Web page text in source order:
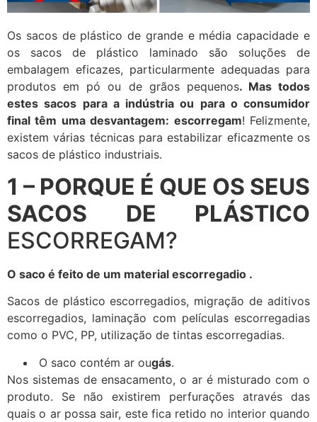
Os sacos de plástico de grande e média capacidade e
os sacos de plástico laminado são soluções de
embalagem eficazes, particularmente adequadas para
produtos em pó ou de grãos pequenos.Mas todos
estes sacos para a indústria ou para o consumidor
final têm uma desvantagem: escorregam! Felizmente,
existem várias técnicas para estabilizar eficazmente os
sacos de plástico industriais.
1 – PORQUE É QUE OS SEUS
SACOS DE PLÁSTICO
ESCORREGAM?
O saco é feito de um material escorregadio .
Sacos de plástico escorregadios, migração de aditivos
escorregadios, laminação com películas escorregadias
como o PVC, PP, utilização de tintas escorregadias.
O saco contém ar ougás.
Nos sistemas de ensacamento, o ar é misturado com o
produto. Se não existirem perfurações através das
quais o ar possa sair, este fica retido no interior quando